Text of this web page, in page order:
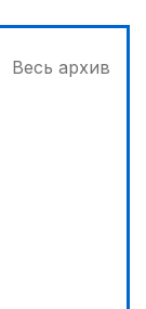
Весь архив